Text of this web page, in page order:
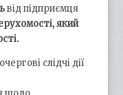
від підприємця
який
слідчі дії